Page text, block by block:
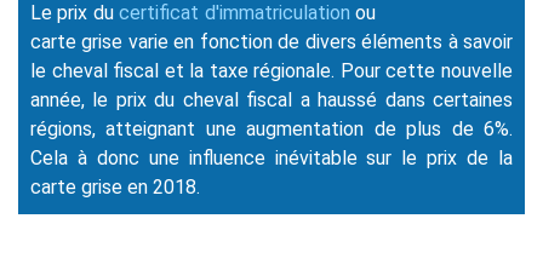
Le prix ducertificat d'immatriculation ou
carte grise varie en fonction de divers éléments à savoir
le cheval fiscal et la taxe régionale. Pour cette nouvelle
année, le prix du cheval fiscal a haussé dans certaines
régions, atteignant une augmentation de plus de 6%.
Cela à donc une influence inévitable sur le prix de la
carte grise en 2018.